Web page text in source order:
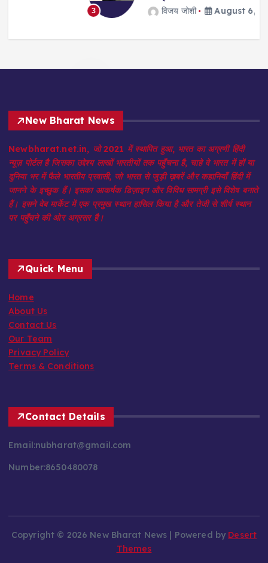
विजय जोशी August 6, 2026
New Bharat News
न्यूज़ पोर्टल है जिसका उद्देश्य लाखों भारतीयों तक पहुँचना है, चाहे वे भारत में हों या
दुनिया भर में फैले भारतीय प्रवासी, जो भारत से जुड़ी ख़बरें और कहानियाँ हिंदी में
जानने के इच्छुक हैं। इसका आकर्षक डिज़ाइन और विविध सामग्री इसे विशेष बनाते
हैं। इसने वेब मार्केट में एक प्रमुख स्थान हासिल किया है और तेजी से शीर्ष स्थान
पर पहुँचने की ओर अग्रसर है।
Quick Menu
About Us
Contact Us
Our Team
Privacy Policy
Terms & Conditions
Contact Details
Themes